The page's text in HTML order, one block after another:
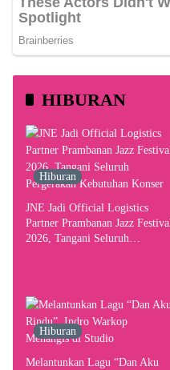
HIBURAN
Hiburan
JNE Jadi Official Logistics
Partner Prambanan Jazz
2026, Tangani Seluruh
Hiburan
Melantunkan Lagu “Dan Aku